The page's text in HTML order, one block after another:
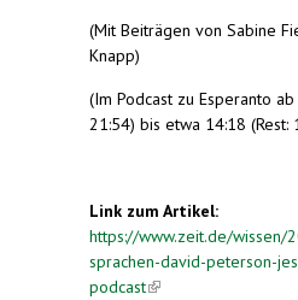
(Mit Beiträgen von Sabine
Knapp)
(Im Podcast zu Esperanto
21:54) bis etwa 14:18 (Rest:
Link zum Artikel:
https://www.zeit.de/wissen/
sprachen-david-peterson-
podcast(link is external)